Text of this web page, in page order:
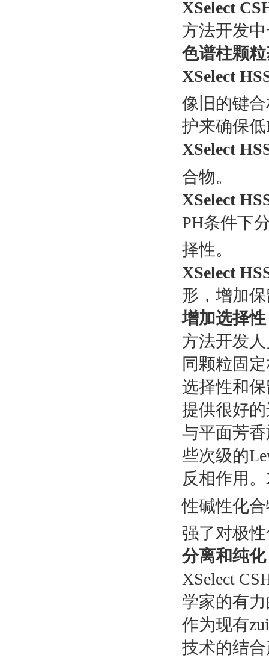
XSelect
方法开发
色谱柱颗
XSelect
像旧的键
护来确保
XSelect
合物。
XSelect
PH条件下
择性。
XSelect
形，增加
增加选择性
方法开发
同颗粒固
选择性和
提供很好
与平面芳
些次级的
反相作用。
性碱性化
强了对极
分离和纯化
XSelect
学家的有
作为现有
技术的结